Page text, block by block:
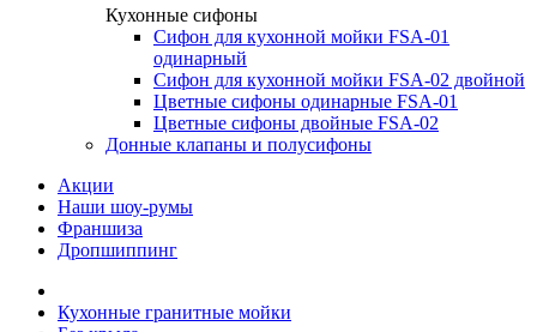
Кухонные сифоны
Сифон для кухонной мойки FSA-01
одинарный
Сифон для кухонной мойки FSA-02 двойной
Цветные сифоны одинарные FSA-01
Цветные сифоны двойные FSA-02
Донные клапаны и полусифоны
Акции
Наши шоу-румы
Франшиза
Дропшиппинг
Кухонные гранитные мойки